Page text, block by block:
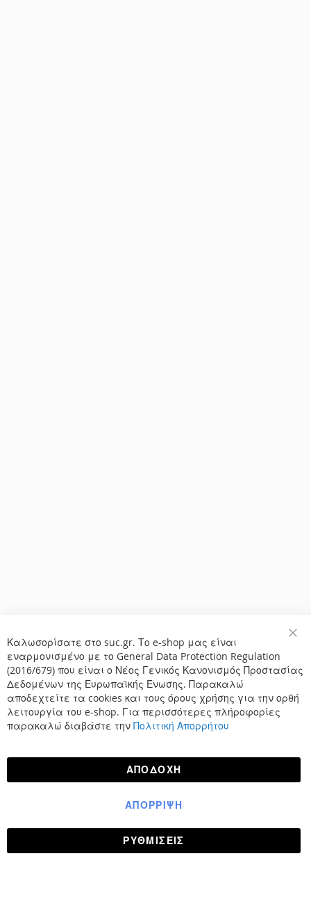
Καλωσορίσατε στο suc.gr. Το e-shop μας είναι
εναρμονισμένο με το General Data Protection Regulation
(2016/679) που είναι ο Νέος Γενικός Κανονισμός Προστασίας
Δεδομένων της Ευρωπαϊκής Ένωσης. Παρακαλώ
αποδεχτείτε τα cookies και τους όρους χρήσης για την ορθή
λειτουργία του e-shop. Για περισσότερες πλήροφορίες
παρακαλώ διαβάστε την Πολιτική Απορρήτου
ΑΠΟΔΟΧΉ
ΡΥΘΜΊΣΕΙΣ
ΑΠΌΡΡΙΨΗ